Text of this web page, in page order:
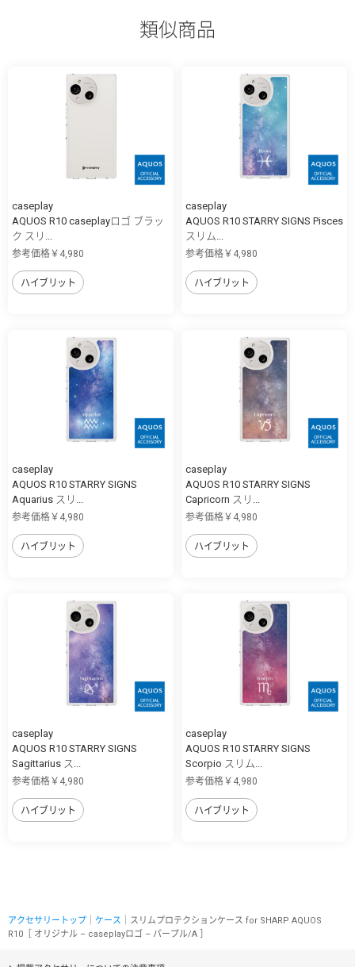
類似商品
caseplay
AQUOS R10 caseplayロゴ ブラッ
ク スリ...
参考価格￥4,980
ハイブリット
caseplay
AQUOS R10 STARRY SIGNS Pisces
スリム...
参考価格￥4,980
ハイブリット
caseplay
AQUOS R10 STARRY SIGNS
Aquarius スリ...
参考価格￥4,980
ハイブリット
caseplay
AQUOS R10 STARRY SIGNS
Capricorn スリ...
参考価格￥4,980
ハイブリット
caseplay
AQUOS R10 STARRY SIGNS
Sagittarius ス...
参考価格￥4,980
ハイブリット
caseplay
AQUOS R10 STARRY SIGNS
Scorpio スリム...
参考価格￥4,980
ハイブリット
アクセサリートップ ケース ｜スリムプロテクションケース for SHARP AQUOS
R10［ オリジナル – caseplayロゴ – パープル/A ］